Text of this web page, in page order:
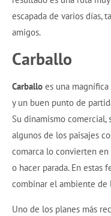
escapada de varios días,
amigos.
Carballo
Carballo es una
y un buen punto de
Su dinamismo comercial,
algunos de los paisajes
comarca lo convierten en
o hacer parada. En estas
combinar el ambiente de
Uno de los planes más